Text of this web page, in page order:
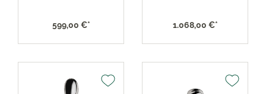
599,00 €* 1.068,00 €*